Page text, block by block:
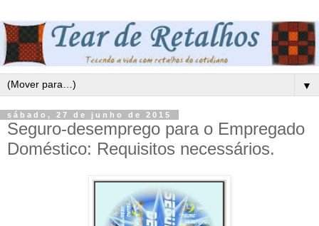
▼
sábado, 27 de junho de 2015
Seguro-desemprego para o Empregado
Doméstico: Requisitos necessários.